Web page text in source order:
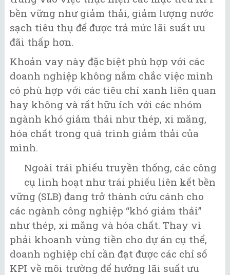
bền vững như giảm thải, giảm lượng nước
sạch tiêu thụ để được trả mức lãi suất ưu
đãi thấp hơn.
Khoản vay này đặc biệt phù hợp với các
doanh nghiệp không nắm chắc việc mình
có phù hợp với các tiêu chí xanh liên quan
hay không và rất hữu ích với các nhóm
ngành khó giảm thải như thép, xi măng,
hóa chất trong quá trình giảm thải của
mình.
Ngoài trái phiếu truyền thống, các công
cụ linh hoạt như trái phiếu liên kết bền
vững (SLB) đang trở thành cứu cánh cho
các ngành công nghiệp “khó giảm thải”
như thép, xi măng và hóa chất. Thay vì
phải khoanh vùng tiền cho dự án cụ thể,
doanh nghiệp chỉ cần đạt được các chỉ số
KPI về môi trường để hưởng lãi suất ưu